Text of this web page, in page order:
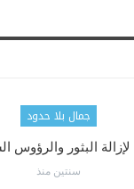
جمال بلا حدود
سنتين منذ